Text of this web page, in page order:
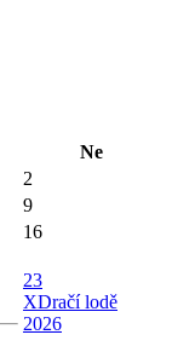
Ne
2
9
16
23
XDračí lodě
2026